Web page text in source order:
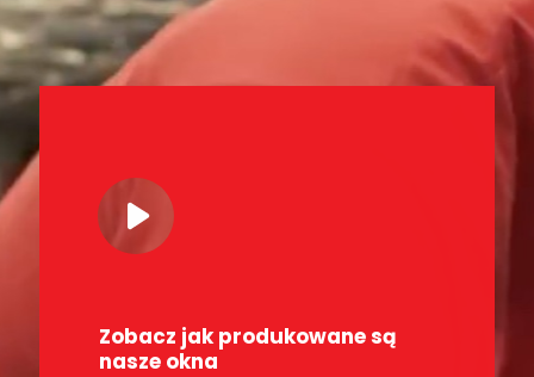
Zobacz jak produkowane są
nasze okna